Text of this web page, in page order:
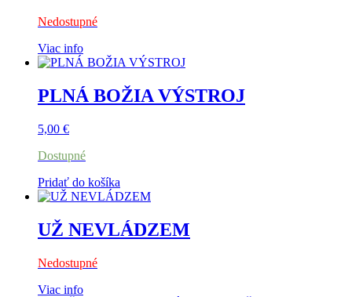
Nedostupné
Viac info
PLNÁ BOŽIA VÝSTROJ
5,00 €
Dostupné
Pridať do košíka
UŽ NEVLÁDZEM
Nedostupné
Viac info